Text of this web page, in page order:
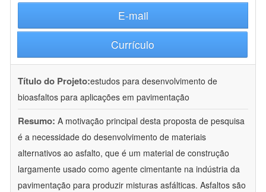
E-mail
Currículo
Título do Projeto:estudos para desenvolvimento de
bioasfaltos para aplicações em pavimentação
Resumo: A motivação principal desta proposta de pesquisa
é a necessidade do desenvolvimento de materiais
alternativos ao asfalto, que é um material de construção
largamente usado como agente cimentante na indústria da
pavimentação para produzir misturas asfálticas. Asfaltos são